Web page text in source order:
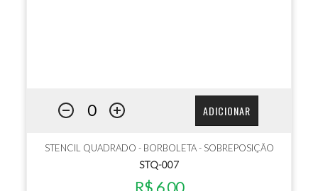
ADICIONAR
STENCIL QUADRADO - BORBOLETA - SOBREPOSIÇÃO
STQ-007
R$ 6,00